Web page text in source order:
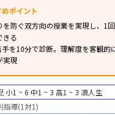
ポイント
を防ぐ双方向の授業を実現し、1
きる
を10分で診断。理解度を客観的
実現
小1 ~ 6 中1 ~ 3 高1 ~ 3 浪人生
指導(1対1)